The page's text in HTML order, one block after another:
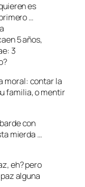
es
…
5 años,
3
moral: contar la
familia, o mentir
con
mierda …
eh? pero
alguna